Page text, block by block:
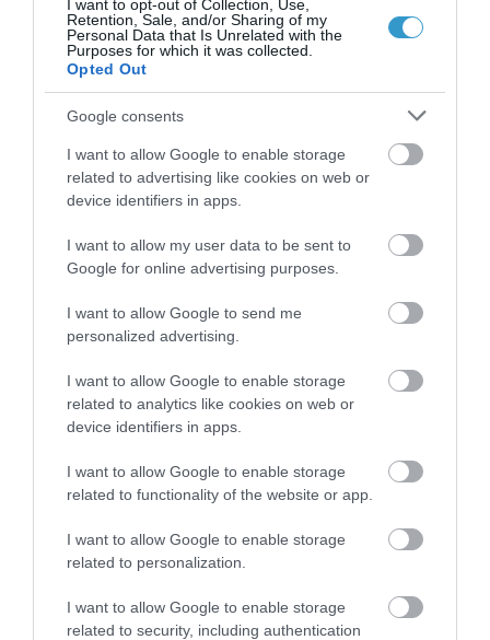
I want to opt-out of Collection, Use,
Retention, Sale, and/or Sharing of my
Personal Data that Is Unrelated with the
Purposes for which it was collected.
Opted Out
Google consents
I want to allow Google to enable storage
related to advertising like cookies on web or
device identifiers in apps.
I want to allow my user data to be sent to
Google for online advertising purposes.
I want to allow Google to send me
personalized advertising.
I want to allow Google to enable storage
related to analytics like cookies on web or
device identifiers in apps.
I want to allow Google to enable storage
related to functionality of the website or app.
I want to allow Google to enable storage
related to personalization.
I want to allow Google to enable storage
related to security, including authentication
Posted on 02 Οκτ 2024
Ο δρ Κανελλόπουλος για τον
“Υγεία πάνω απ’όλα”
πάνω από όλα